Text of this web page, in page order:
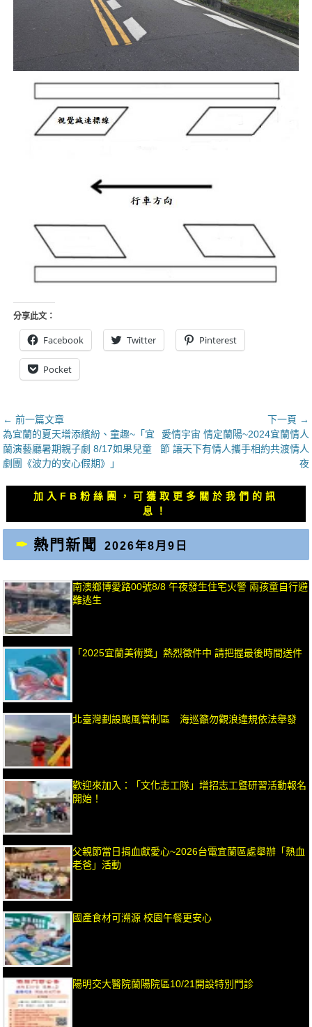
分享此文：
Facebook Twitter Pinterest
Pocket
文
章
導
覽
← 前一篇文章
上
一
篇
為宜蘭的夏天增添繽紛、童趣~「宜
蘭演藝廳暑期親子劇 8/17如果兒童
劇團《波力的安心假期》」
下一頁 →
下
一
章：
愛情宇宙 情定蘭陽~2024宜蘭情人
節 讓天下有情人攜手相約共渡情人
夜
加入FB粉絲團，可獲取更多關於我們的訊
息！
熱門新聞 2026年8月9日
南澳鄉博愛路00號8/8 午夜發生住宅火警 兩孩童自行避
難逃生
「2025宜蘭美術獎」熱烈徵件中 請把握最後時間送件
北臺灣劃設颱風管制區 海巡籲勿觀浪違規依法舉發
歡迎來加入：「文化志工隊」增招志工暨研習活動報名
開始！
父親節當日捐血獻愛心~2026台電宜蘭區處舉辦「熱血
老爸」活動
國產食材可溯源 校園午餐更安心
陽明交大醫院蘭陽院區10/21開設特別門診